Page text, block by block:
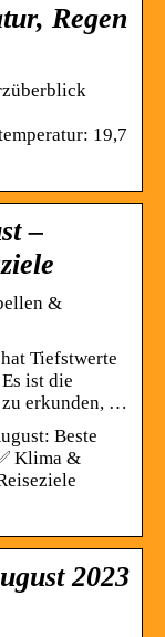
Regen
19,7
–
&
Tiefstwerte
ist die
zu erkunden, …
Beste
Klima &
2023